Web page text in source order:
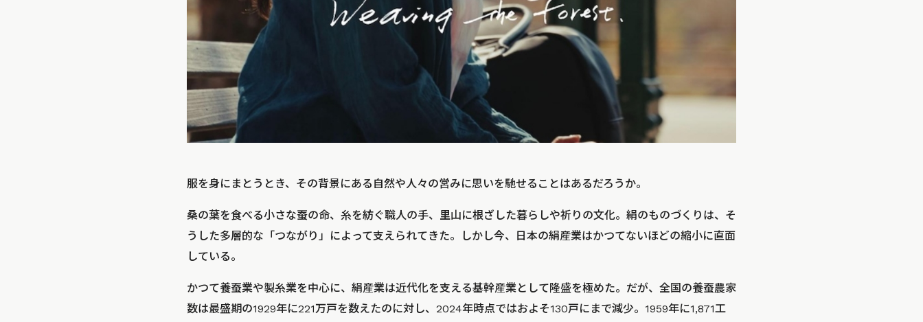
服を身にまとうとき、その背景にある自然や人々の営みに思いを馳せることはあるだろうか。
桑の葉を食べる小さな蚕の命、糸を紡ぐ職人の手、里山に根ざした暮らしや祈りの文化。絹のものづくりは、そ
うした多層的な「つながり」によって支えられてきた。しかし今、日本の絹産業はかつてないほどの縮小に直面
している。
かつて養蚕業や製糸業を中心に、絹産業は近代化を支える基幹産業として隆盛を極めた。だが、全国の養蚕農家
数は最盛期の1929年に221万戸を数えたのに対し、2024年時点ではおよそ130戸にまで減少。1959年に1,871工